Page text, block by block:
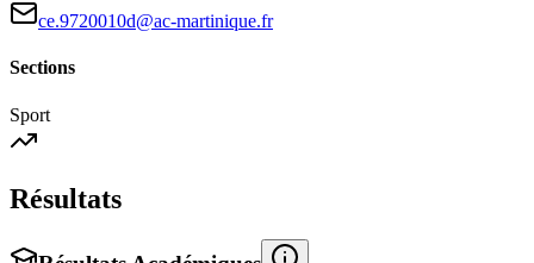
ce.9720010d@ac-martinique.fr
Sections
Sport
Résultats